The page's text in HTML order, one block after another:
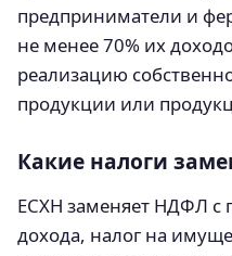
предприниматели и
не менее 70% их
реализацию
продукции или
Какие налоги
ЕСХН заменяет НДФЛ с
дохода, налог на